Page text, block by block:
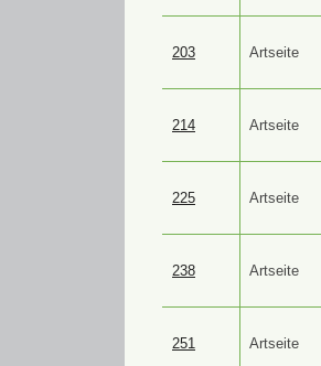
203 Artseite
214 Artseite
225 Artseite
238 Artseite
251 Artseite